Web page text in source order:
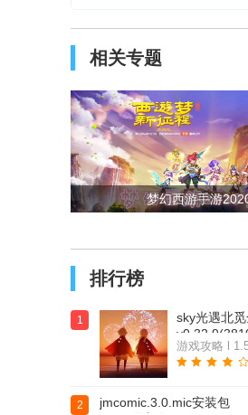
相关专题
梦幻西游手游
排行榜
1
sky光遇北
游戏攻略 l
2
jmcomic.3.0.mic安装包